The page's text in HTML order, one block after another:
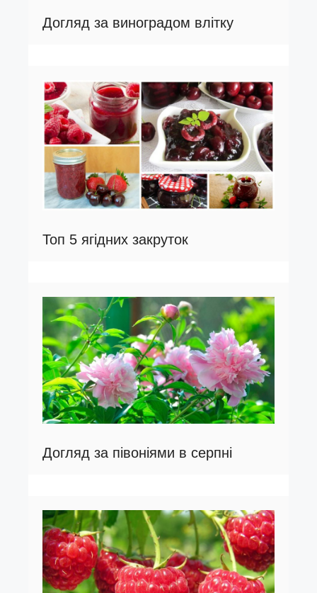
Догляд за виноградом влітку
Топ 5 ягідних закруток
Догляд за півоніями в серпні